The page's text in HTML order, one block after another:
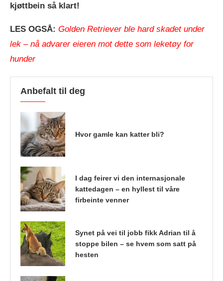
kjøttbein så klart!
LES OGSÅ: Golden Retriever ble hard skadet under
lek – nå advarer eieren mot dette som leketøy for
hunder
Anbefalt til deg
Hvor gamle kan katter bli?
I dag feirer vi den internasjonale
kattedagen – en hyllest til våre
firbeinte venner
Synet på vei til jobb fikk Adrian til å
stoppe bilen – se hvem som satt på
hesten